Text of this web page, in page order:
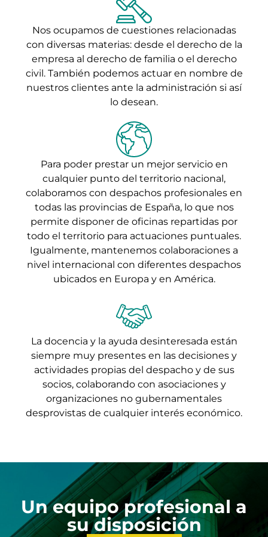
Nos ocupamos de cuestiones relacionadas
con diversas materias: desde el derecho de la
empresa al derecho de familia o el derecho
civil. También podemos actuar en nombre de
nuestros clientes ante la administración si así
lo desean.
Para poder prestar un mejor servicio en
cualquier punto del territorio nacional,
colaboramos con despachos profesionales en
todas las provincias de España, lo que nos
permite disponer de oficinas repartidas por
todo el territorio para actuaciones puntuales.
Igualmente, mantenemos colaboraciones a
nivel internacional con diferentes despachos
ubicados en Europa y en América.
La docencia y la ayuda desinteresada están
siempre muy presentes en las decisiones y
actividades propias del despacho y de sus
socios, colaborando con asociaciones y
organizaciones no gubernamentales
desprovistas de cualquier interés económico.
Un equipo profesional a
su disposición